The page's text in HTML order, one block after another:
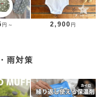
円～ 2,900 円
雨対策